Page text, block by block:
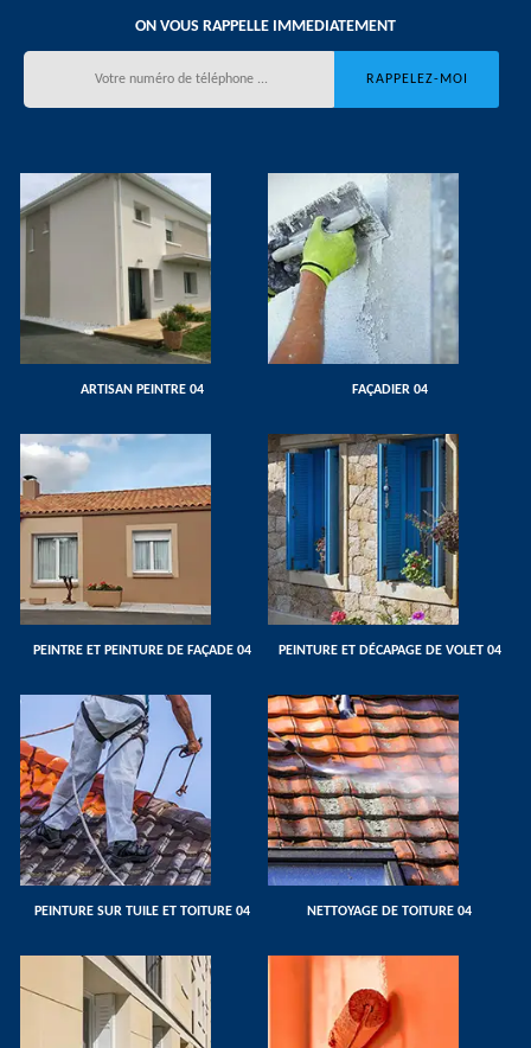
ON VOUS RAPPELLE IMMEDIATEMENT
ARTISAN PEINTRE 04 FAÇADIER 04
PEINTRE ET PEINTURE DE FAÇADE 04 PEINTURE ET DÉCAPAGE DE VOLET 04
PEINTURE SUR TUILE ET TOITURE 04 NETTOYAGE DE TOITURE 04